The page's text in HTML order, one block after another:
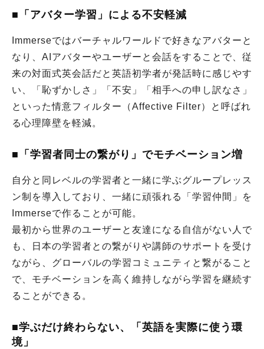
■「アバター学習」による不安軽減
Immerseではバーチャルワールドで好きなアバターと
なり、AIアバターやユーザーと会話をすることで、従
来の対面式英会話だと英語初学者が発話時に感じやす
い、「恥ずかしさ」「不安」「相手への申し訳なさ」
といった情意フィルター（Affective Filter）と呼ばれ
る心理障壁を軽減。
■「学習者同士の繋がり」でモチベーション増
自分と同レベルの学習者と一緒に学ぶグループレッス
ン制を導入しており、一緒に頑張れる「学習仲間」を
Immerseで作ることが可能。
最初から世界のユーザーと友達になる自信がない人で
も、日本の学習者との繋がりや講師のサポートを受け
ながら、グローバルの学習コミュニティと繋がること
で、モチベーションを高く維持しながら学習を継続す
ることができる。
■学ぶだけ終わらない、「英語を実際に使う環
境」